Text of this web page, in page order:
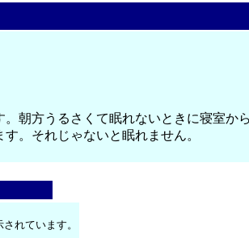
朝方うるさくて眠れないときに寝室か
。それじゃないと眠れません。
れています。